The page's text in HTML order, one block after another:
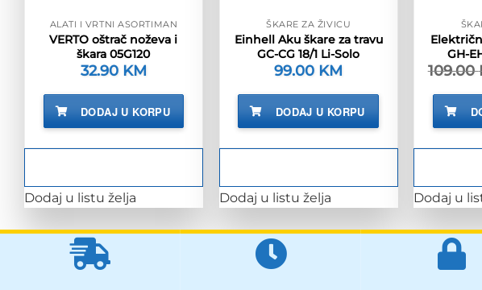
ALATI I VRTNI ASORTIMAN
VERTO oštrač noževa i
škara 05G120
32.90 KM
DODAJ U KORPU
Dodaj u listu želja
ŠKARE ZA ŽIVICU
Einhell Aku škare za travu
GC-CG 18/1 Li-Solo
99.00 KM
DODAJ U KORPU
Dodaj u listu želja
GH-
109.00
Dodaj u